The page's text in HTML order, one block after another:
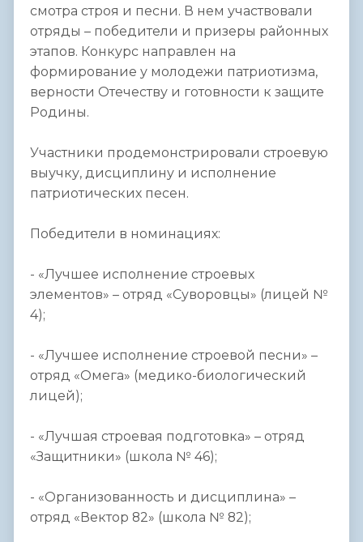
смотра строя и песни. В нем участвовали
отряды – победители и призеры районных
этапов. Конкурс направлен на
формирование у молодежи патриотизма,
верности Отечеству и готовности к защите
Родины.
Участники продемонстрировали строевую
выучку, дисциплину и исполнение
патриотических песен.
Победители в номинациях:
- «Лучшее исполнение строевых
элементов» – отряд «Суворовцы» (лицей №
4);
- «Лучшее исполнение строевой песни» –
отряд «Омега» (медико-биологический
лицей);
- «Лучшая строевая подготовка» – отряд
«Защитники» (школа № 46);
- «Организованность и дисциплина» –
отряд «Вектор 82» (школа № 82);